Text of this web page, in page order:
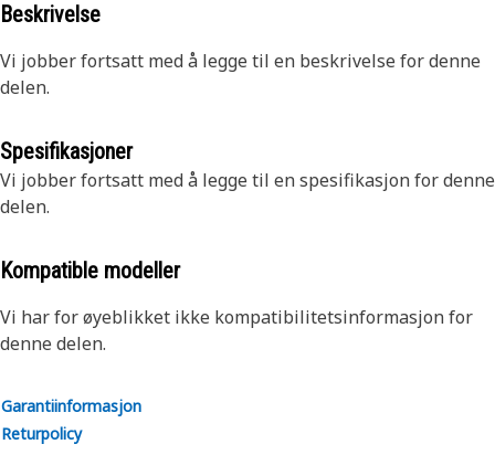
Beskrivelse
Vi jobber fortsatt med å legge til en beskrivelse for denne
delen.
Spesifikasjoner
Vi jobber fortsatt med å legge til en spesifikasjon for denne
delen.
Kompatible modeller
Vi har for øyeblikket ikke kompatibilitetsinformasjon for
denne delen.
Garantiinformasjon
Returpolicy